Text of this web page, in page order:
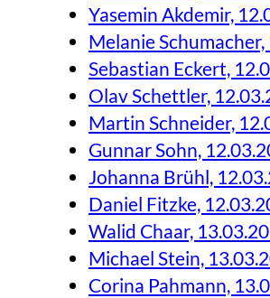
Yasemin Akdemir,
Melanie
Sebastian Eckert,
Olav Schettler,
Martin Schneider,
Gunnar Sohn,
Johanna Brühl,
Daniel Fitzke,
Walid Chaar,
Michael Stein,
Corina Pahmann,